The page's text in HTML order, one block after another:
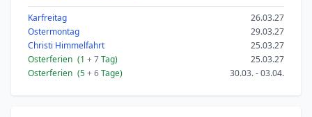
Karfreitag
26.03.27
Ostermontag
29.03.27
Christi Himmelfahrt
25.03.27
Osterferien (1 + 7Tag)
25.03.27
Osterferien (5+ 6Tage) 30.03. - 03.04.